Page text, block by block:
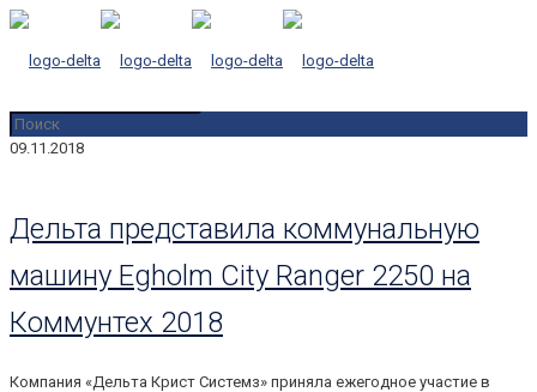
09.11.2018
Дельта представила коммунальную
машину Egholm City Ranger 2250 на
Коммунтех 2018
Компания «Дельта Крист Системз» приняла ежегодное участие в